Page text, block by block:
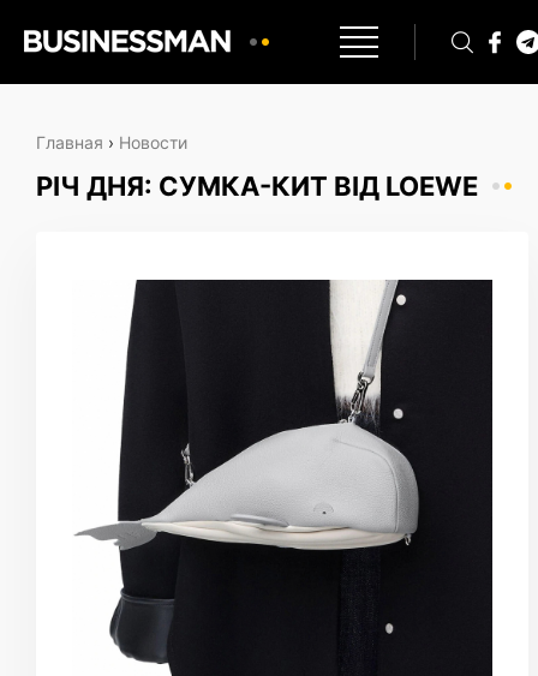
Главная › Новости
РІЧ ДНЯ: СУМКА-КИТ ВІД LOEWE